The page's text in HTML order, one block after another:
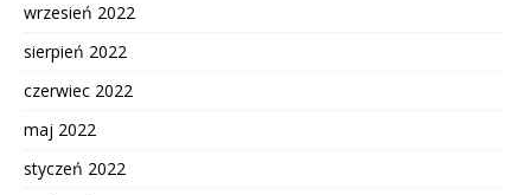
wrzesień 2022
sierpień 2022
czerwiec 2022
maj 2022
styczeń 2022